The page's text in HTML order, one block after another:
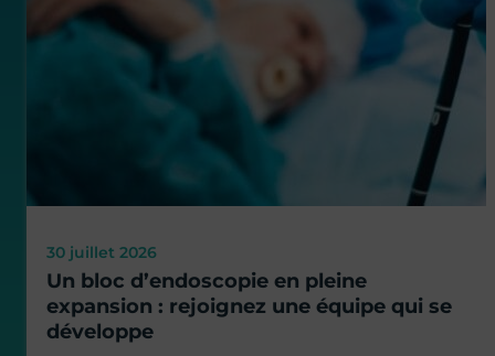
30 juillet 2026
Un bloc d’endoscopie en pleine
expansion : rejoignez une équipe qui se
développe